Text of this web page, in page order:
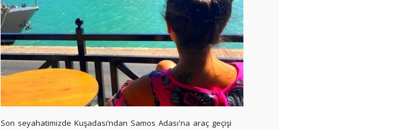
Son seyahatimizde Kuşadası’ndan Samos Adası'na araç geçişi